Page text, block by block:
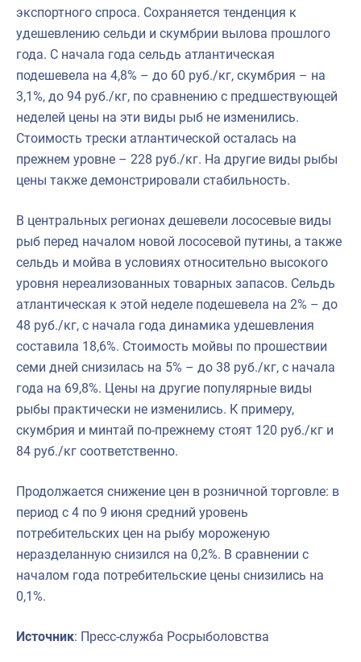
экспортного спроса. Сохраняется тенденция к
удешевлению сельди и скумбрии вылова прошлого
года. С начала года сельдь атлантическая
подешевела на 4,8% – до 60 руб./кг, скумбрия – на
3,1%, до 94 руб./кг, по сравнению с предшествующей
неделей цены на эти виды рыб не изменились.
Стоимость трески атлантической осталась на
прежнем уровне – 228 руб./кг. На другие виды рыбы
цены также демонстрировали стабильность.
В центральных регионах дешевели лососевые виды
рыб перед началом новой лососевой путины, а также
сельдь и мойва в условиях относительно высокого
уровня нереализованных товарных запасов. Сельдь
атлантическая к этой неделе подешевела на 2% – до
48 руб./кг, с начала года динамика удешевления
составила 18,6%. Стоимость мойвы по прошествии
семи дней снизилась на 5% – до 38 руб./кг, с начала
года на 69,8%. Цены на другие популярные виды
рыбы практически не изменились. К примеру,
скумбрия и минтай по-прежнему стоят 120 руб./кг и
84 руб./кг соответственно.
Продолжается снижение цен в розничной торговле: в
период с 4 по 9 июня средний уровень
потребительских цен на рыбу мороженую
неразделанную снизился на 0,2%. В сравнении с
началом года потребительские цены снизились на
0,1%.
Источник: Пресс-служба Росрыболовства